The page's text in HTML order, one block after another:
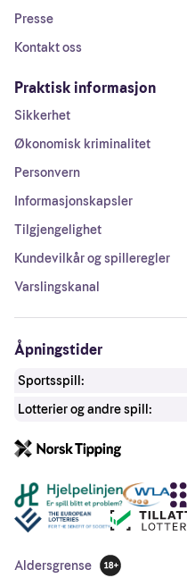
Presse
Kontakt oss
Praktisk informasjon
Sikkerhet
Økonomisk kriminalitet
Personvern
Informasjonskapsler
Tilgjengelighet
Kundevilkår og spilleregler
Varslingskanal
Åpningstider
Sportsspill:
Lotterier og andre spill:
Andre lenker
Aldersgrense
18 år